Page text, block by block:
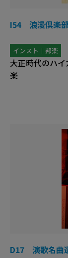
I54 浪漫倶楽
インスト｜邦楽
大正時代のハ
楽
D17 演歌名曲